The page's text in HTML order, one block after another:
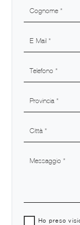
Ho preso